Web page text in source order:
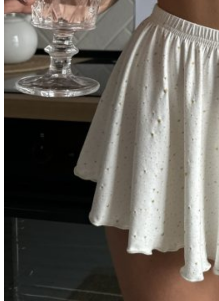
Молочный